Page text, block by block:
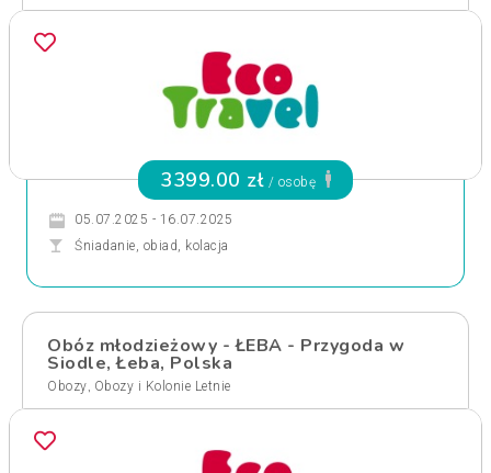
3399.00 zł / osobę
05.07.2025 - 16.07.2025
Śniadanie, obiad, kolacja
Obóz młodzieżowy - ŁEBA - Przygoda w
Siodle, Łeba, Polska
Obozy, Obozy i Kolonie Letnie